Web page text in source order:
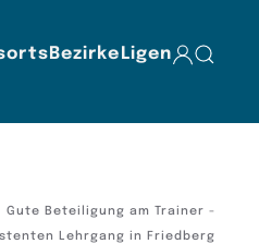
Bezirke Ligen
Gute Beteiligung am Trainer -
Lehrgang in Friedberg